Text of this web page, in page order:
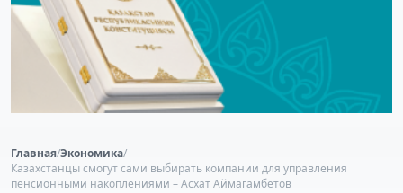
Главная/Экономика/
Казахстанцы смогут сами выбирать компании для управления
пенсионными накоплениями – Асхат Аймагамбетов